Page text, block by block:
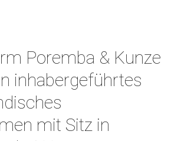
Poremba & Kunze
inhabergeführtes
mit Sitz in